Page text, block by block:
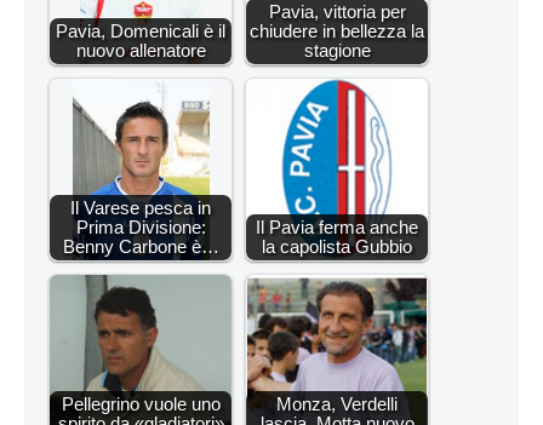
Pavia, Domenicali è il
nuovo allenatore
Pavia, vittoria per
chiudere in bellezza la
stagione
Il Varese pesca in
Prima Divisione:
Benny Carbone è…
Il Pavia ferma anche
la capolista Gubbio
Pellegrino vuole uno
Monza, Verdelli